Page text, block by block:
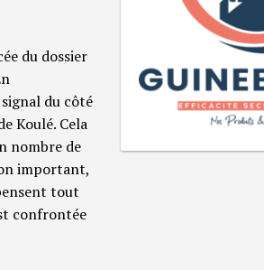
du dossier
du côté
Koulé. Cela
nombre de
important,
tout
confrontée